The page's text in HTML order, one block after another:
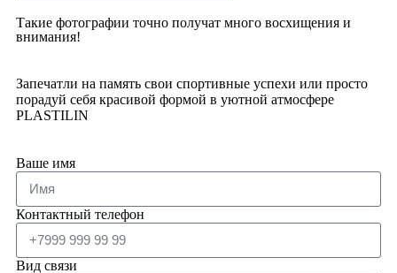
Такие фотографии точно получат много восхищения и
внимания!
Запечатли на память свои спортивные успехи или просто
порадуй себя красивой формой в уютной атмосфере
PLASTILIN
Ваше имя
Контактный телефон
Вид связи